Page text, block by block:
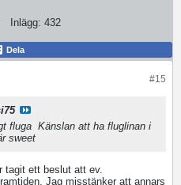
Inlägg: 432
Dela
#15
fluga Känslan att ha fluglinan i
sweet
tagit ett beslut att ev.
Jag misstänker att annars